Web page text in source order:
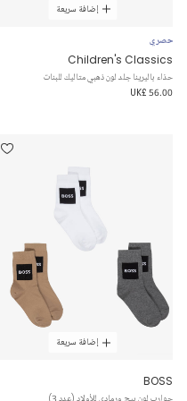
إضافة سريعة
حصري
Children's Classics
حذاء باليرينا جلد لون ذهبي متاليك للبنات
UK£ 56.00
إضافة سريعة
BOSS
جوارب لون بيج ورمادي للأولاد (عدد 3)